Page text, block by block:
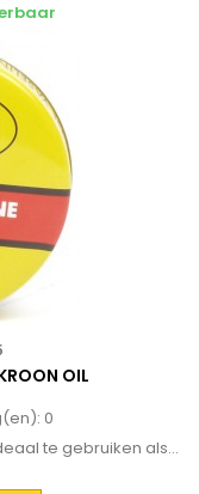
OIL
0
te gebruiken als...